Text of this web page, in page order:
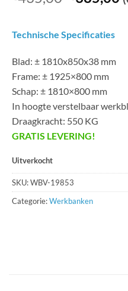
€435,00.
Technische Specificaties
Blad: ± 1810x850x38 mm
Frame: ± 1925×800 mm
Schap: ± 1810×800 mm
In hoogte verstelbaar
Draagkracht: 550 KG
GRATIS LEVERING!
Uitverkocht
SKU:WBV-19853
Categorie:Werkbanken